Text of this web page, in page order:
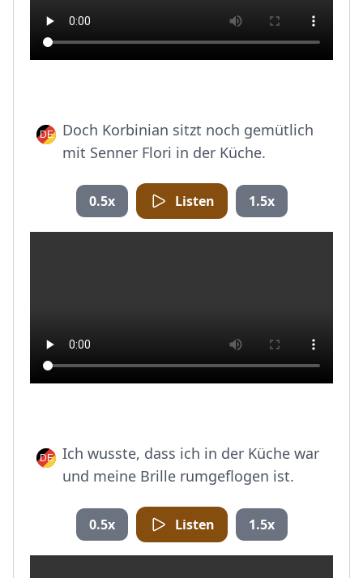
Doch Korbinian sitzt noch gemütlich
mit Senner Flori in der Küche.
0.5x Listen 1.5x
Ich wusste, dass ich in der Küche war
und meine Brille rumgeflogen ist.
0.5x Listen 1.5x